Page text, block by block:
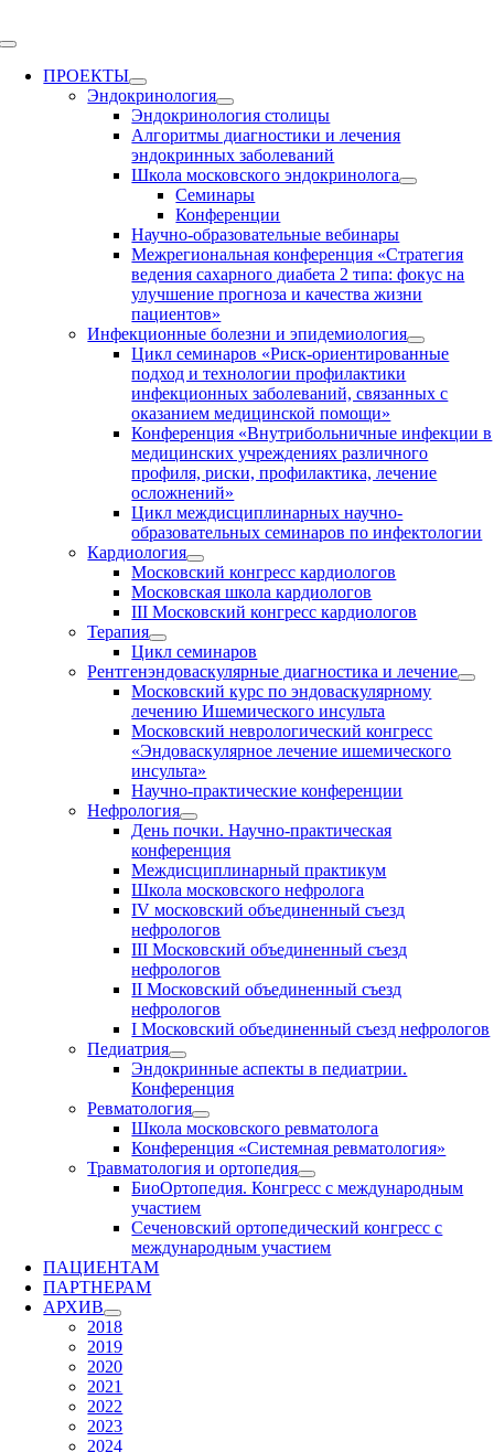
to
Toggle
NavigationПРОЕКТЫ
Эндокринология
Эндокринология столицы
Алгоритмы диагностики и лечения
эндокринных заболеваний
Школа московского эндокринолога
Семинары
Конференции
Научно-образовательные вебинары
Межрегиональная конференция «Стратегия
ведения сахарного диабета 2 типа: фокус на
улучшение прогноза и качества жизни
пациентов»
Инфекционные болезни и эпидемиология
Цикл семинаров «Риск-ориентированные
подход и технологии профилактики
инфекционных заболеваний, связанных с
оказанием медицинской помощи»
Конференция «Внутрибольничные инфекции в
медицинских учреждениях различного
профиля, риски, профилактика, лечение
осложнений»
Цикл междисциплинарных научно-
образовательных семинаров по инфектологии
Кардиология
Московский конгресс кардиологов
Московская школа кардиологов
III Московский конгресс кардиологов
Терапия
Цикл семинаров
Рентгенэндоваскулярные диагностика и лечение
Московский курс по эндоваскулярному
лечению Ишемического инсульта
Московский неврологический конгресс
«Эндоваскулярное лечение ишемического
инсульта»
Научно-практические конференции
Нефрология
День почки. Научно-практическая
конференция
Междисциплинарный практикум
Школа московского нефролога
IV московский объединенный съезд
нефрологов
III Московский объединенный съезд
нефрологов
II Московский объединенный съезд
нефрологов
I Московский объединенный съезд нефрологов
Педиатрия
Эндокринные аспекты в педиатрии.
Конференция
Ревматология
Школа московского ревматолога
Конференция «Системная ревматология»
Травматология и ортопедия
БиоОртопедия. Конгресс с международным
участием
Сеченовский ортопедический конгресс с
международным участием
ПАЦИЕНТАМ
ПАРТНЕРАМ
АРХИВ
2018
2019
2020
2021
2022
2023
2024